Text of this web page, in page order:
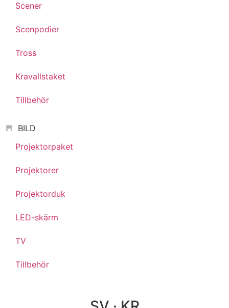
Scener
Scenpodier
Tross
Kravallstaket
Tillbehör
BILD
Projektorpaket
Projektorer
Projektorduk
LED-skärm
TV
Tillbehör